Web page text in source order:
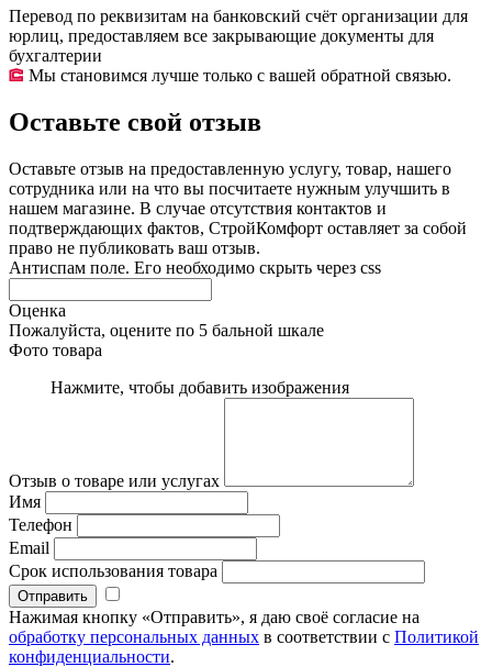
Перевод по реквизитам на банковский счёт организации для
юрлиц, предоставляем все закрывающие документы для
бухгалтерии
Мы становимся лучше только с вашей обратной связью.
Оставьте свой отзыв
Оставьте отзыв на предоставленную услугу, товар, нашего
сотрудника или на что вы посчитаете нужным улучшить в
нашем магазине. В случае отсутствия контактов и
подтверждающих фактов, СтройКомфорт оставляет за собой
право не публиковать ваш отзыв.
Антиспам поле. Его необходимо скрыть через css
Оценка
Пожалуйста, оцените по 5 бальной шкале
Фото товара
Нажмите, чтобы добавить изображения
Отзыв о товаре или услугах
Имя
Телефон
Email
Срок использования товара
Нажимая кнопку «Отправить», я даю своё согласие на
обработку персональных данных в соответствии с Политикой
конфиденциальности.